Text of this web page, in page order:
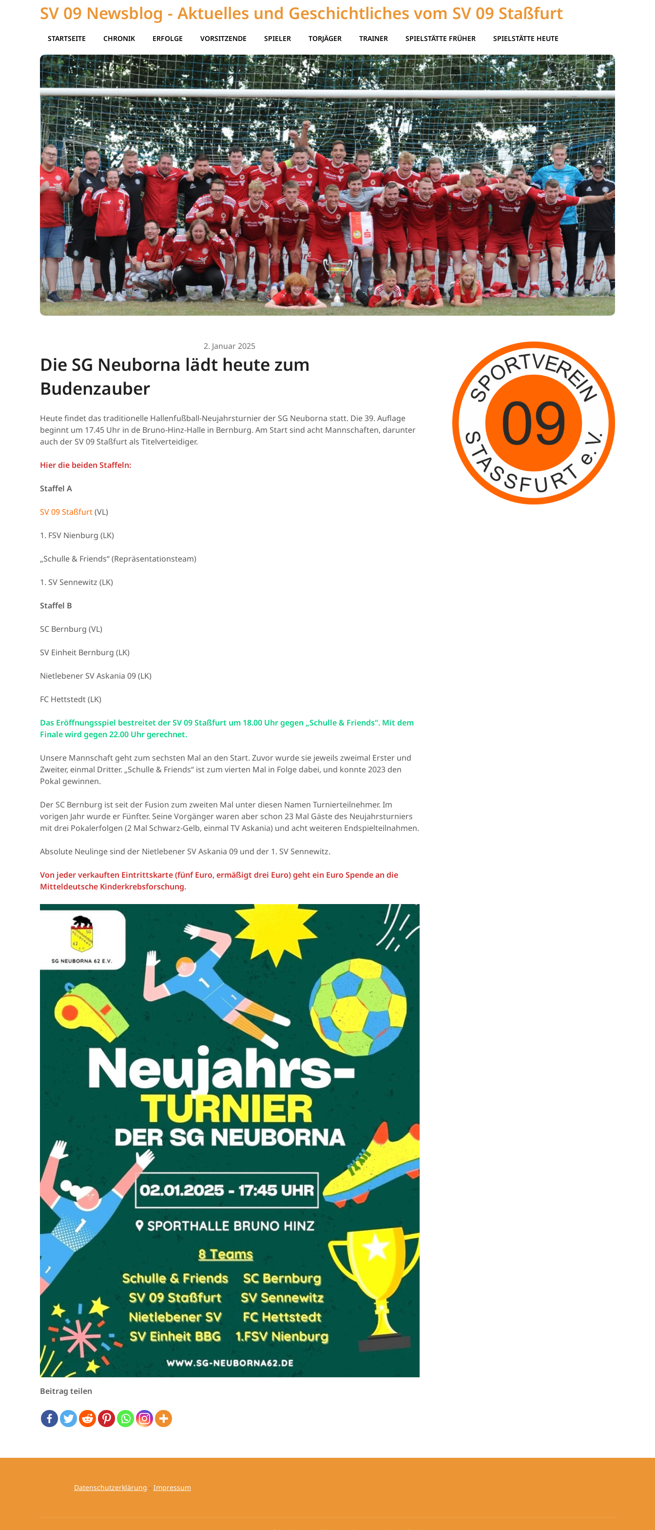
SV 09 Newsblog - Aktuelles und Geschichtliches vom SV 09 Staßfurt
STARTSEITE CHRONIK ERFOLGE VORSITZENDE SPIELER TORJÄGER TRAINER SPIELSTÄTTE FRÜHER SPIELSTÄTTE HEUTE
2. Januar 2025
Die SG Neuborna lädt heute zum
Budenzauber
Heute findet das traditionelle Hallenfußball-Neujahrsturnier der SG Neuborna statt. Die 39. Auflage
beginnt um 17.45 Uhr in de Bruno-Hinz-Halle in Bernburg. Am Start sind acht Mannschaften, darunter
auch der SV 09 Staßfurt als Titelverteidiger.
Hier die beiden Staffeln:
Staffel A
SV 09 Staßfurt(VL)
1. FSV Nienburg (LK)
„Schulle & Friends“ (Repräsentationsteam)
1. SV Sennewitz (LK)
Staffel B
SC Bernburg (VL)
SV Einheit Bernburg (LK)
Nietlebener SV Askania 09 (LK)
FC Hettstedt (LK)
Das Eröffnungsspiel bestreitet der SV 09 Staßfurt um 18.00 Uhr gegen „Schulle & Friends“. Mit dem
Finale wird gegen 22.00 Uhr gerechnet.
Unsere Mannschaft geht zum sechsten Mal an den Start. Zuvor wurde sie jeweils zweimal Erster und
Zweiter, einmal Dritter. „Schulle & Friends“ ist zum vierten Mal in Folge dabei, und konnte 2023 den
Pokal gewinnen.
Der SC Bernburg ist seit der Fusion zum zweiten Mal unter diesen Namen Turnierteilnehmer. Im
vorigen Jahr wurde er Fünfter. Seine Vorgänger waren aber schon 23 Mal Gäste des Neujahrsturniers
mit drei Pokalerfolgen (2 Mal Schwarz-Gelb, einmal TV Askania) und acht weiteren Endspielteilnahmen.
Absolute Neulinge sind der Nietlebener SV Askania 09 und der 1. SV Sennewitz.
Von jeder verkauften Eintrittskarte (fünf Euro, ermäßigt drei Euro) geht ein Euro Spende an die
Mitteldeutsche Kinderkrebsforschung.
Beitrag teilen
Datenschutzerklärung - Impressum